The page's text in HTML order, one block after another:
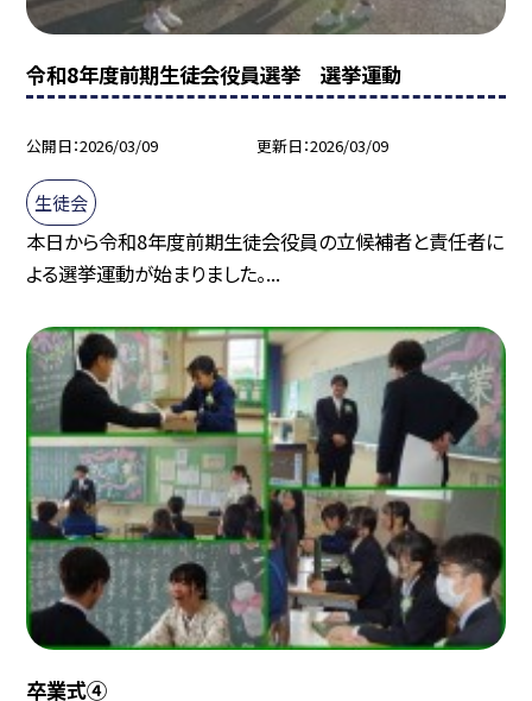
令和8年度前期生徒会役員選挙 選挙運動
公開日 2026/03/09 更新日 2026/03/09
生徒会
本日から令和8年度前期生徒会役員の立候補者と責任者に
よる選挙運動が始まりました。...
卒業式④